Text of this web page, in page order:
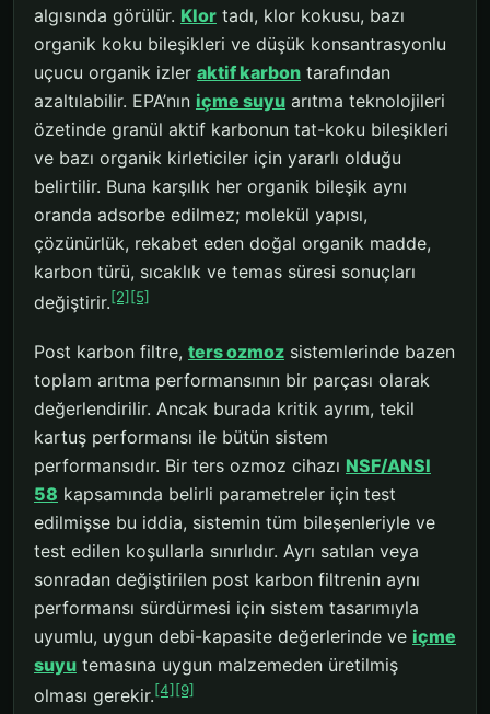
algısında görülür. Klor tadı, klor kokusu, bazı
organik koku bileşikleri ve düşük konsantrasyonlu
uçucu organik izler aktif karbon tarafından
azaltılabilir. EPA’nın içme suyu arıtma teknolojileri
özetinde granül aktif karbonun tat-koku bileşikleri
ve bazı organik kirleticiler için yararlı olduğu
belirtilir. Buna karşılık her organik bileşik aynı
oranda adsorbe edilmez; molekül yapısı,
çözünürlük, rekabet eden doğal organik madde,
karbon türü, sıcaklık ve temas süresi sonuçları
değiştirir.[2] [5]
Post karbon filtre, ters ozmoz sistemlerinde bazen
toplam arıtma performansının bir parçası olarak
değerlendirilir. Ancak burada kritik ayrım, tekil
kartuş performansı ile bütün sistem
performansıdır. Bir ters ozmoz cihazı NSF/ANSI
58 kapsamında belirli parametreler için test
edilmişse bu iddia, sistemin tüm bileşenleriyle ve
test edilen koşullarla sınırlıdır. Ayrı satılan veya
sonradan değiştirilen post karbon filtrenin aynı
performansı sürdürmesi için sistem tasarımıyla
uyumlu, uygun debi-kapasite değerlerinde ve içme
suyu temasına uygun malzemeden üretilmiş
olması gerekir.[4] [9]